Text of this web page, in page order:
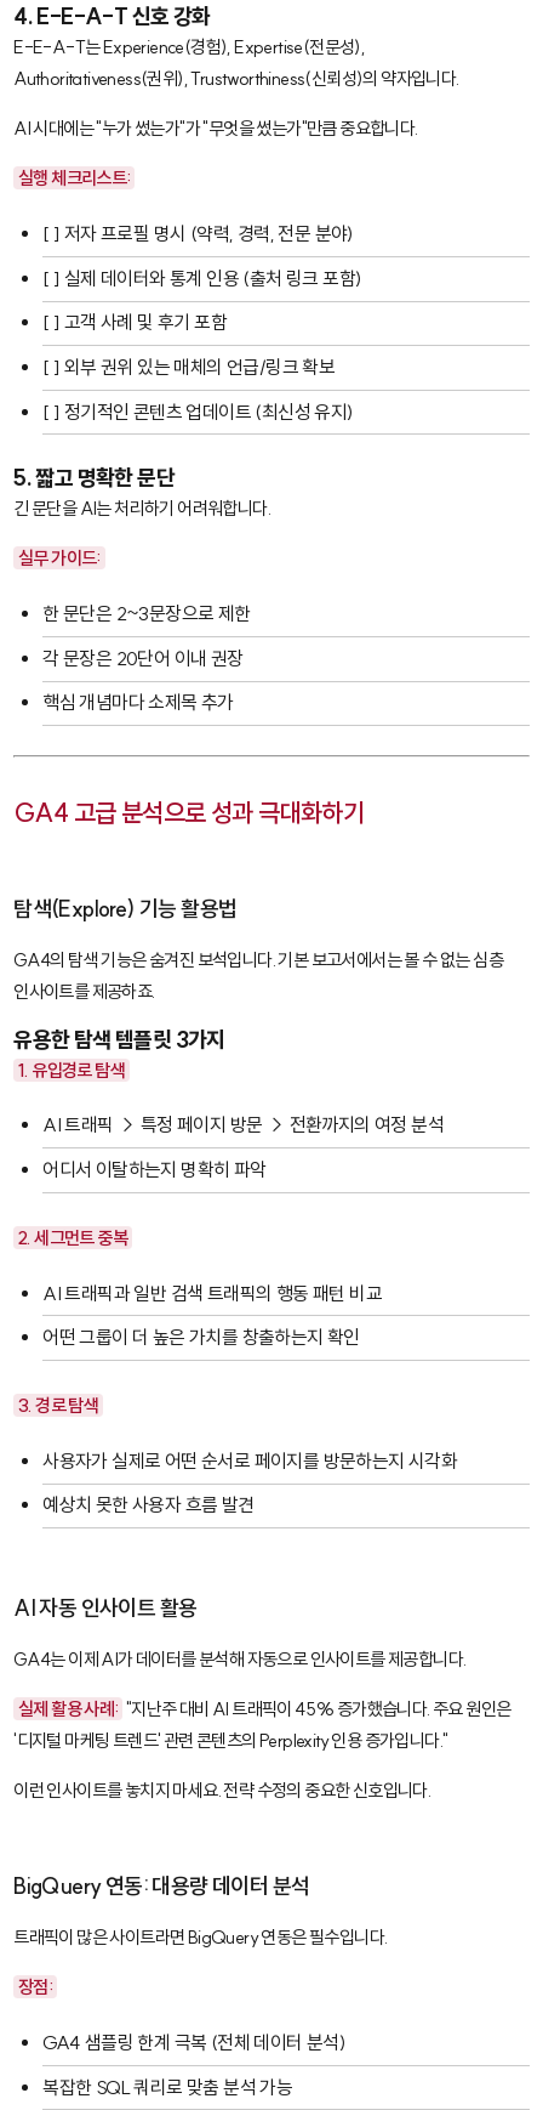
4. E-E-A-T 신호 강화
E-E-A-T는 Experience(경험), Expertise(전문성),
Authoritativeness(권위), Trustworthiness(신뢰성)의 약자입니다.
AI 시대에는 "누가 썼는가"가 "무엇을 썼는가"만큼 중요합니다.
실행 체크리스트:
[ ] 저자 프로필 명시 (약력, 경력, 전문 분야)
[ ] 실제 데이터와 통계 인용 (출처 링크 포함)
[ ] 고객 사례 및 후기 포함
[ ] 외부 권위 있는 매체의 언급/링크 확보
[ ] 정기적인 콘텐츠 업데이트 (최신성 유지)
5. 짧고 명확한 문단
긴 문단을 AI는 처리하기 어려워합니다.
실무 가이드:
한 문단은 2~3문장으로 제한
각 문장은 20단어 이내 권장
핵심 개념마다 소제목 추가
GA4 고급 분석으로 성과 극대화하기
탐색(Explore) 기능 활용법
GA4의 탐색기능은 숨겨진 보석입니다. 기본 보고서에서는 볼 수 없는 심층
인사이트를 제공하죠.
유용한 탐색 템플릿 3가지
1. 유입경로 탐색
AI 트래픽 → 특정 페이지 방문 → 전환까지의 여정 분석
어디서 이탈하는지 명확히 파악
2. 세그먼트 중복
AI 트래픽과 일반 검색 트래픽의 행동 패턴 비교
어떤 그룹이 더 높은 가치를 창출하는지 확인
3. 경로 탐색
사용자가 실제로 어떤 순서로 페이지를 방문하는지 시각화
예상치 못한 사용자 흐름 발견
AI 자동 인사이트 활용
GA4는 이제 AI가 데이터를 분석해 자동으로 인사이트를 제공합니다.
실제 활용 사례: "지난주 대비 AI 트래픽이 45% 증가했습니다. 주요 원인은
'디지털 마케팅 트렌드' 관련 콘텐츠의 Perplexity 인용 증가입니다."
이런 인사이트를 놓치지 마세요. 전략 수정의 중요한 신호입니다.
BigQuery 연동: 대용량 데이터 분석
트래픽이 많은 사이트라면BigQuery연동은 필수입니다.
장점:
GA4 샘플링 한계 극복 (전체 데이터 분석)
복잡한 SQL 쿼리로 맞춤 분석 가능